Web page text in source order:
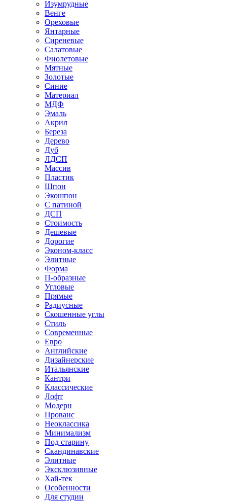
Изумрудные
Венге
Ореховые
Янтарные
Сиреневые
Салатовые
Фиолетовые
Мятные
Золотые
Синие
Материал
МДФ
Эмаль
Акрил
Береза
Дерево
Дуб
ЛДСП
Массив
Пластик
Шпон
Экошпон
С патиной
ДСП
Стоимость
Дешевые
Дорогие
Эконом-класс
Элитные
Форма
П-образные
Угловые
Прямые
Радиусные
Скошенные углы
Стиль
Современные
Евро
Английские
Дизайнерские
Итальянские
Кантри
Классические
Лофт
Модерн
Прованс
Неоклассика
Минимализм
Под старину
Скандинавские
Элитные
Эксклюзивные
Хай-тек
Особенности
Для студии